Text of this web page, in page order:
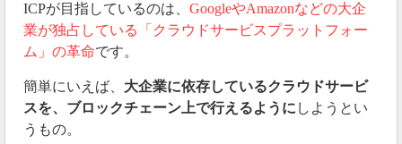
ICPが目指しているのは、 GoogleやAmazonなどの大企
業が独占している「クラウドサービスプラットフォー
ム」の革命です。
簡単にいえば、 大企業に依存しているクラウドサービ
スを、ブロックチェーン上で行えるように しようとい
うもの。